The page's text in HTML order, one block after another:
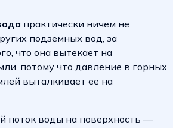
практически ничем не
подземных вод, за
что она вытекает на
потому что давление в горных
выталкивает ее на
поток воды на поверхность —